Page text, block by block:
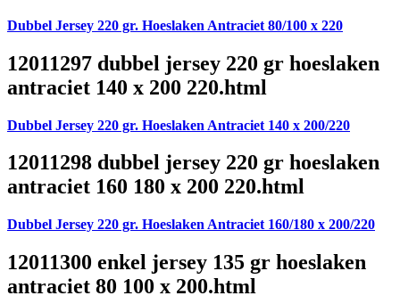
Dubbel Jersey 220 gr. Hoeslaken Antraciet 80/100 x 220
12011297 dubbel jersey 220 gr hoeslaken
antraciet 140 x 200 220.html
Dubbel Jersey 220 gr. Hoeslaken Antraciet 140 x 200/220
12011298 dubbel jersey 220 gr hoeslaken
antraciet 160 180 x 200 220.html
Dubbel Jersey 220 gr. Hoeslaken Antraciet 160/180 x 200/220
12011300 enkel jersey 135 gr hoeslaken
antraciet 80 100 x 200.html